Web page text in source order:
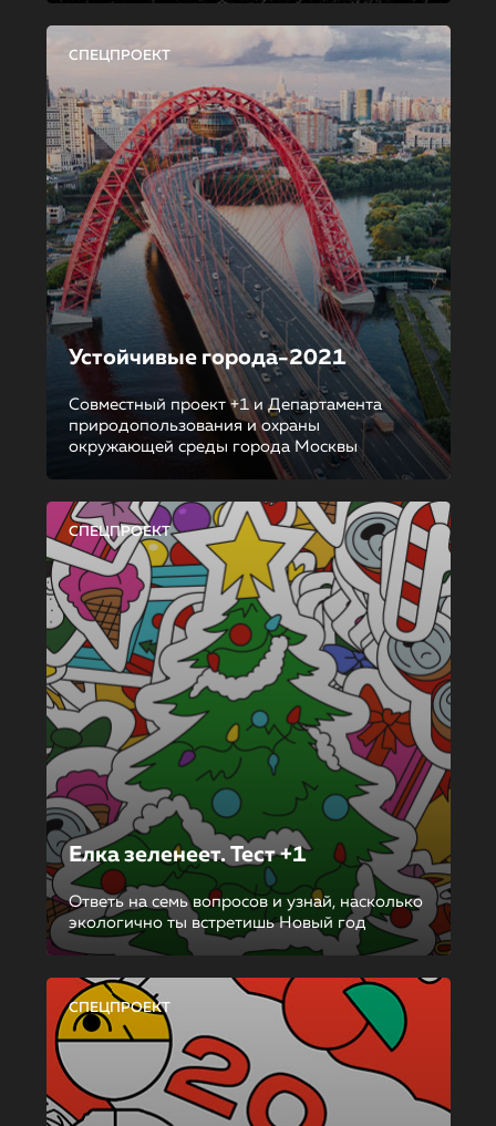
СПЕЦПРОЕКТ
Устойчивые города-2021
Совместный проект +1 и Департамента
природопользования и охраны
окружающей среды города Москвы
СПЕЦПРОЕКТ
Елка зеленеет. Тест +1
Ответь на семь вопросов и узнай, насколько
экологично ты встретишь Новый год
СПЕЦПРОЕКТ